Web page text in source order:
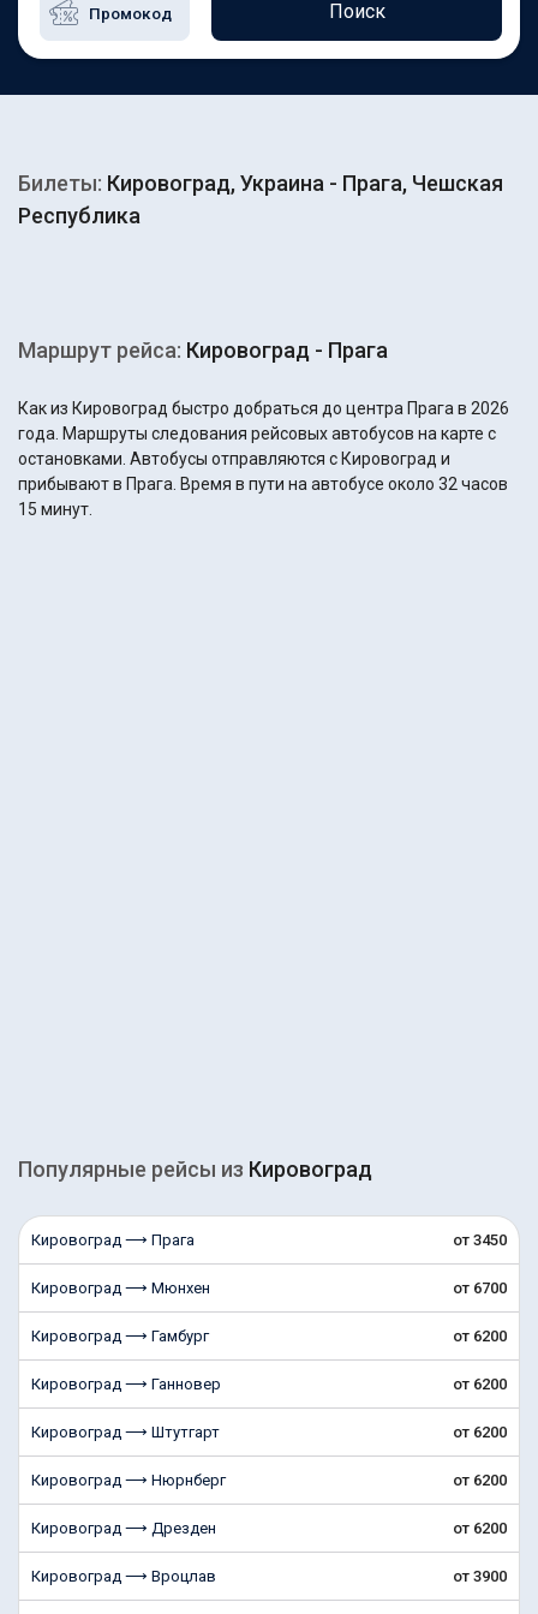
Поиск
Билеты: Кировоград, Украина - Прага, Чешская
Республика
Маршрут рейса: Кировоград - Прага
Как из Кировоград быстро добраться до центра Прага в 2026
года. Маршруты следования рейсовых автобусов на карте с
остановками. Автобусы отправляются с Кировоград и
прибывают в Прага. Время в пути на автобусе около 32 часов
15 минут.
Популярные рейсы из Кировоград
Кировоград ⟶ Прага от 3450
Кировоград ⟶ Мюнхен от 6700
Кировоград ⟶ Гамбург от 6200
Кировоград ⟶ Ганновер от 6200
Кировоград ⟶ Штутгарт от 6200
Кировоград ⟶ Нюрнберг от 6200
Кировоград ⟶ Дрезден от 6200
Кировоград ⟶ Вроцлав от 3900